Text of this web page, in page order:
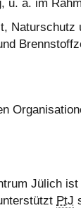
u. a. im
Jülich
PtJ